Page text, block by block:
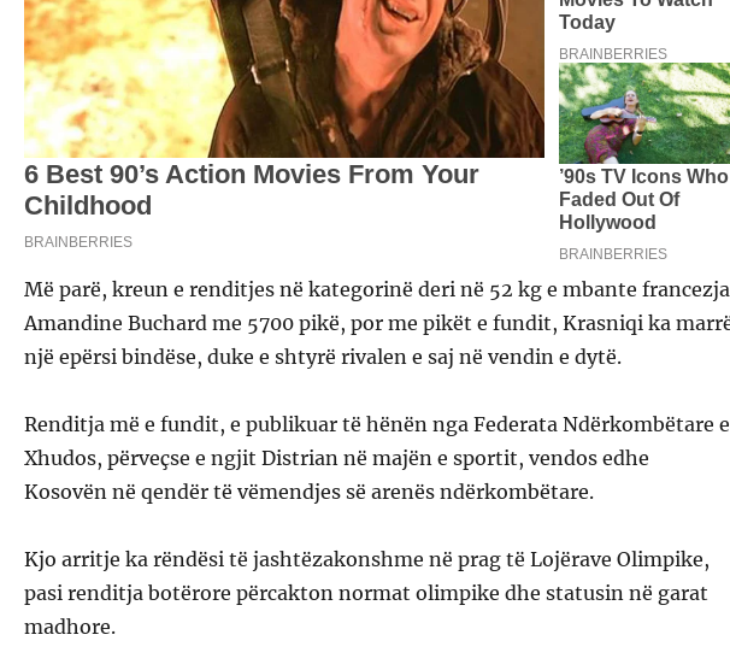
Më parë, kreun e renditjes në kategorinë deri në 52 kg e mbante francezja
Amandine Buchard me 5700 pikë, por me pikët e fundit, Krasniqi ka
një epërsi bindëse, duke e shtyrë rivalen e saj në vendin e dytë.
Renditja më e fundit, e publikuar të hënën nga Federata Ndërkombëtare e
Xhudos, përveçse e ngjit Distrian në majën e sportit, vendos edhe
Kosovën në qendër të vëmendjes së arenës ndërkombëtare.
Kjo arritje ka rëndësi të jashtëzakonshme në prag të Lojërave Olimpike,
pasi renditja botërore përcakton normat olimpike dhe statusin në garat
madhore.